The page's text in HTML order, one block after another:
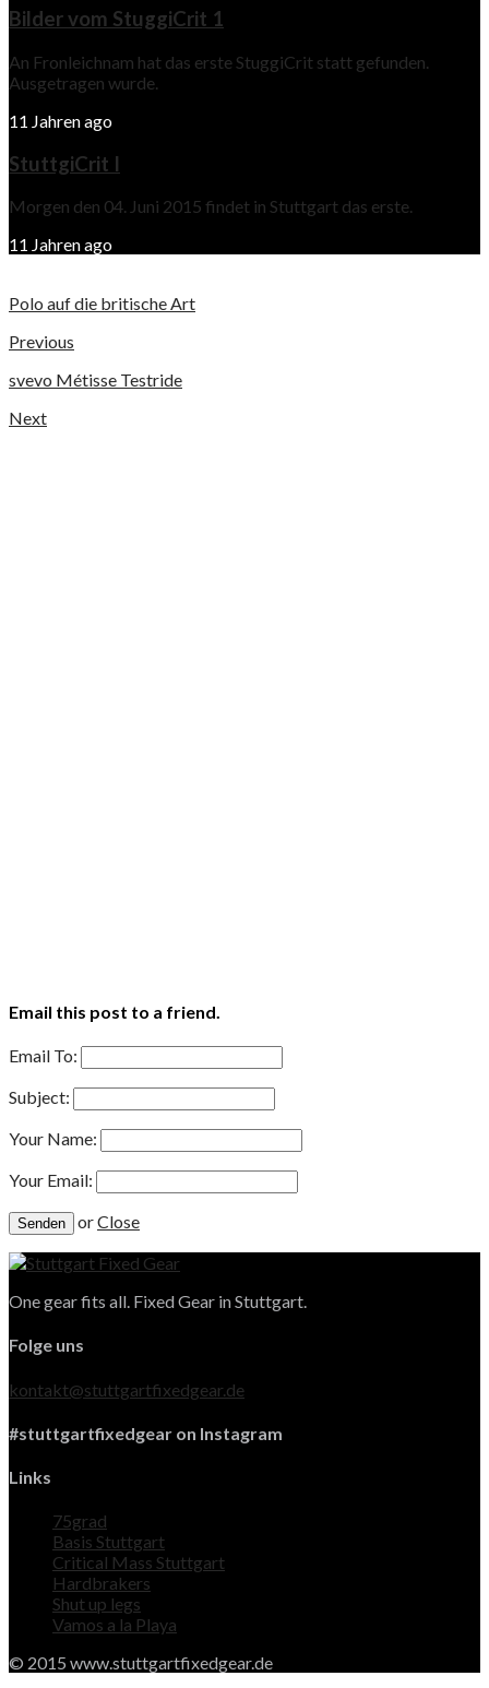
Bilder vom StuggiCrit 1
An Fronleichnam hat das erste StuggiCrit statt gefunden.
Ausgetragen wurde.
11 Jahren ago
StuttgiCrit I
Morgen den 04. Juni 2015 findet in Stuttgart das erste.
11 Jahren ago
Polo auf die britische Art
Previous
svevo Métisse Testride
Next
Email this post to a friend.
Email To:
Subject:
Your Name:
Your Email:
orClose
One gear fits all. Fixed Gear in Stuttgart.
Folge uns
kontakt@stuttgartfixedgear.de
#stuttgartfixedgear on Instagram
Links
75grad
Basis Stuttgart
Critical Mass Stuttgart
Hardbrakers
Shut up legs
Vamos a la Playa
© 2015 www.stuttgartfixedgear.de